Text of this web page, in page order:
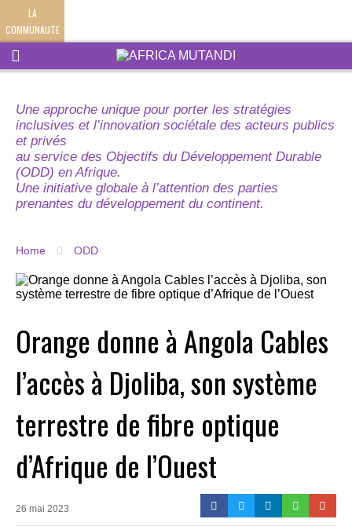
LA
COMMUNAUTE
Une approche unique pour porter les stratégies
inclusives et l’innovation sociétale des acteurs publics
et privés
au service des Objectifs du Développement Durable
(ODD) en Afrique.
Une initiative globale à l’attention des parties
prenantes du développement du continent.
Home ODD
Orange donne à Angola Cables
l’accès à Djoliba, son système
terrestre de fibre optique
d’Afrique de l’Ouest
26 mai 2023